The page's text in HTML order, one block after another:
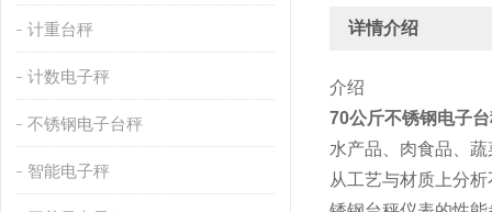
计重台秤
计数电子秤
不锈钢电子台秤
智能电子秤
详情介绍
介绍
70公斤不锈钢电子
水产品、肉食品、
从工艺与材质上分